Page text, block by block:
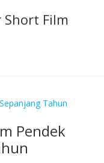
Short Film
Pendek